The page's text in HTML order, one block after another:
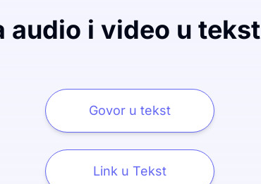
audio i video u tekst
Govor u tekst
Link u Tekst